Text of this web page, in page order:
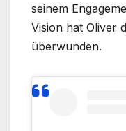
seinem
Vision hat Oliver
überwunden.